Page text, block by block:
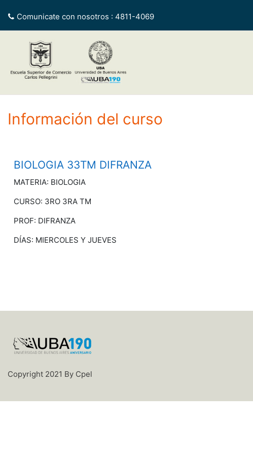
Comunicate con nosotros : 4811-4069
Información del curso
BIOLOGIA 33TM DIFRANZA
MATERIA: BIOLOGIA
CURSO: 3RO 3RA TM
PROF: DIFRANZA
DÍAS: MIERCOLES Y JUEVES
Copyright 2021 By Cpel